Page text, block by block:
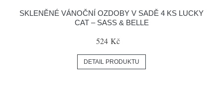
SKLENĚNÉ VÁNOČNÍ OZDOBY V SADĚ 4 KS LUCKY
CAT – SASS & BELLE
524 Kč
DETAIL PRODUKTU